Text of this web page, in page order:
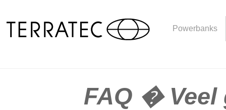
Powerbanks
FAQ � Veel